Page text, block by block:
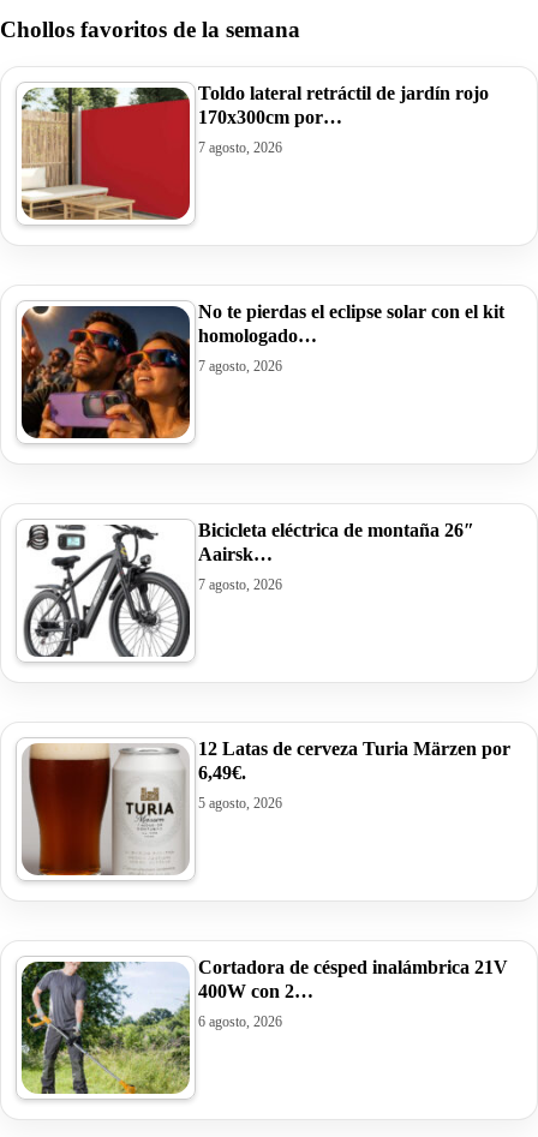
Chollos favoritos de la semana
Toldo lateral retráctil de jardín rojo
170x300cm por…
7 agosto, 2026
No te pierdas el eclipse solar con el kit
homologado…
7 agosto, 2026
Bicicleta eléctrica de montaña 26″
Aairsk…
7 agosto, 2026
12 Latas de cerveza Turia Märzen por
6,49€.
5 agosto, 2026
Cortadora de césped inalámbrica 21V
400W con 2…
6 agosto, 2026